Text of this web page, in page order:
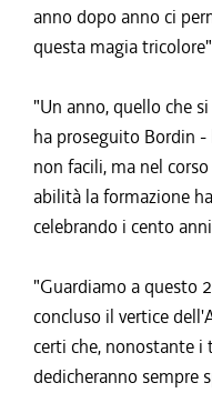
anno dopo anno ci
questa magia
"Un anno, quello che
ha proseguito Bordin
non facili, ma nel
abilità la formazione
celebrando i cento
"Guardiamo a questo
concluso il vertice
certi che, nonostante i
dedicheranno sempre